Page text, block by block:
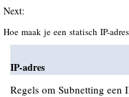
Next:
Hoe maak je een statisch IP-
IP-adres
Regels om Subnetting een